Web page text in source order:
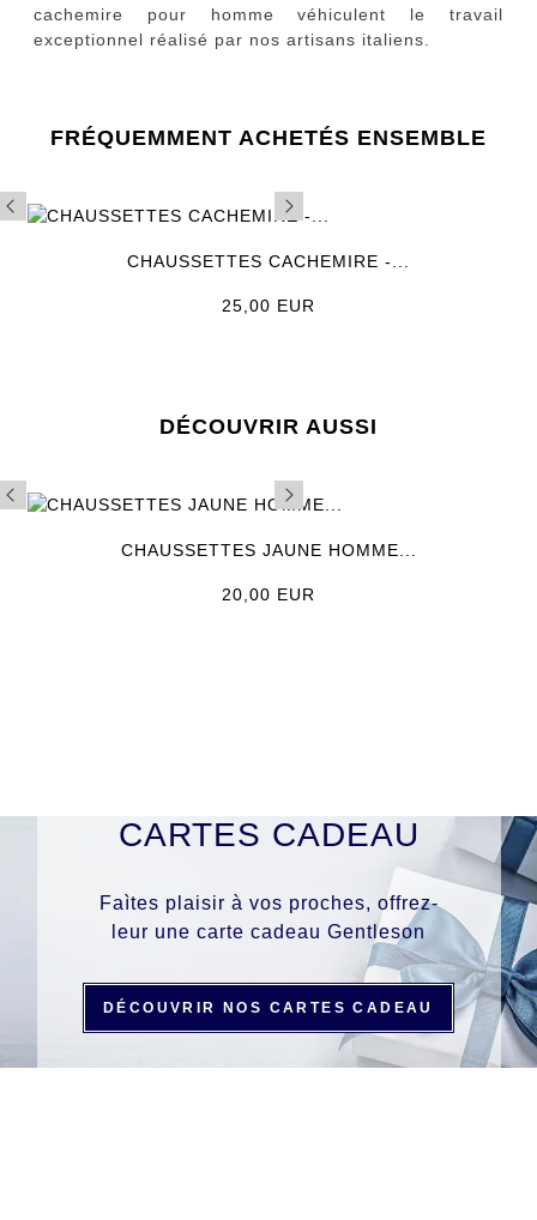
cachemire pour homme véhiculent le travail
exceptionnel réalisé par nos artisans italiens.
FRÉQUEMMENT ACHETÉS ENSEMBLE
CHAUSSETTES CACHEMIRE -...
Prix
25,00 EUR
DÉCOUVRIR AUSSI
CHAUSSETTES JAUNE HOMME...
Prix
20,00 EUR
CARTES CADEAU
Faìtes plaisir à vos proches, offrez-
leur une carte cadeau Gentleson
DÉCOUVRIR NOS CARTES CADEAU